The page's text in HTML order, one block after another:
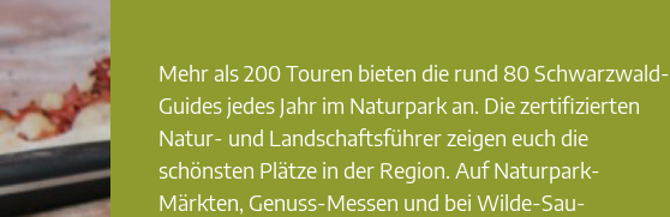
Mehr als 200 Touren bieten die rund 80 Schwarzwald-
Guides jedes Jahr im Naturpark an. Die zertifizierten
Natur- und Landschaftsführer zeigen euch die
schönsten Plätze in der Region. Auf Naturpark-
Märkten, Genuss-Messen und bei Wilde-Sau-